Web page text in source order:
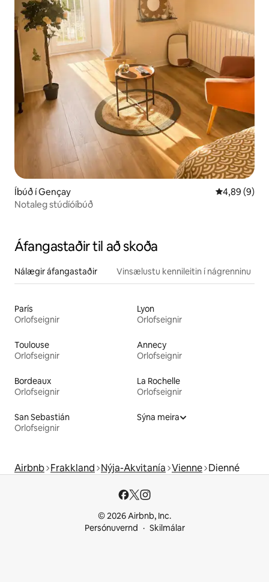
Íbúð í Gençay 4,89 af 5 í
4,89 (9)
Notaleg stúdíóíbúð
Áfangastaðir til að skoða
Nálægir áfangastaðir Vinsælustu kennileitin í nágrenninu
París
Orlofseignir
Lyon
Orlofseignir
Toulouse
Orlofseignir
Annecy
Orlofseignir
Bordeaux
Orlofseignir
La Rochelle
Orlofseignir
San Sebastián
Orlofseignir
Sýna meira
Airbnb Frakkland Nýja-Akvitanía Vienne Dienné
© 2026 Airbnb, Inc.
Persónuvernd
Skilmálar